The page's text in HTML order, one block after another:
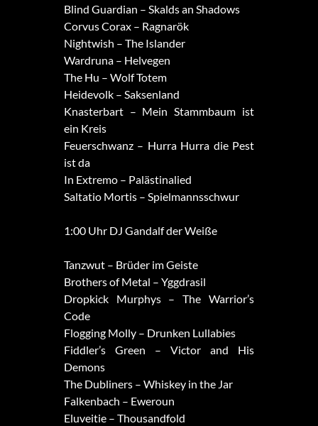
Blind Guardian – Skalds an Shadows
Corvus Corax – Ragnarök
Nightwish – The Islander
Wardruna – Helvegen
The Hu – Wolf Totem
Heidevolk – Saksenland
Knasterbart – Mein Stammbaum ist
ein Kreis
Feuerschwanz – Hurra Hurra die Pest
ist da
In Extremo – Palästinalied
Saltatio Mortis – Spielmannsschwur
1:00 Uhr DJ Gandalf der Weiße
Tanzwut – Brüder im Geiste
Brothers of Metal – Yggdrasil
Dropkick Murphys – The Warrior’s
Code
Flogging Molly – Drunken Lullabies
Fiddler’s Green – Victor and His
Demons
The Dubliners – Whiskey in the Jar
Falkenbach – Eweroun
Eluveitie – Thousandfold